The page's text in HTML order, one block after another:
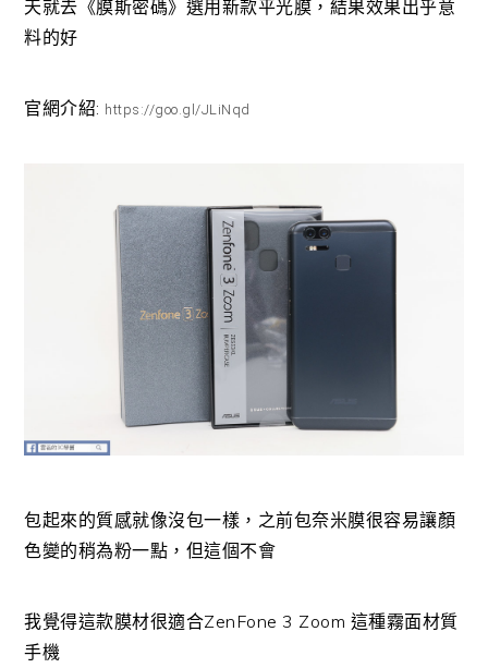
天就去《膜斯密碼》選用新款平光膜，結果效果出乎意
料的好
官網介紹: https://goo.gl/JLiNqd
包起來的質感就像沒包一樣，之前包奈米膜很容易讓顏
色變的稍為粉一點，但這個不會
我覺得這款膜材很適合ZenFone 3 Zoom 這種霧面材質
手機